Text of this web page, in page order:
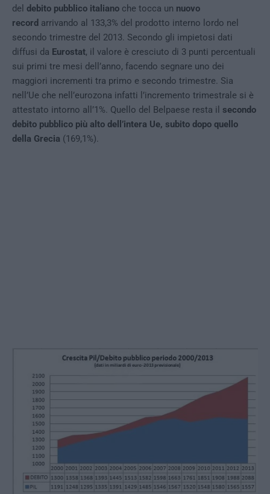
del debito pubblico italiano che tocca un nuovo
record arrivando al 133,3% del prodotto interno lordo nel
secondo trimestre del 2013. Secondo gli impietosi dati
diffusi da Eurostat, il valore è cresciuto di 3 punti percentuali
sui primi tre mesi dell’anno, facendo segnare uno dei
maggiori incrementi tra primo e secondo trimestre. Sia
nell’Ue che nell’eurozona infatti l’incremento trimestrale si è
attestato intorno all’1%. Quello del Belpaese resta il secondo
debito pubblico più alto dell’intera Ue, subito dopo quello
della Grecia (169,1%).